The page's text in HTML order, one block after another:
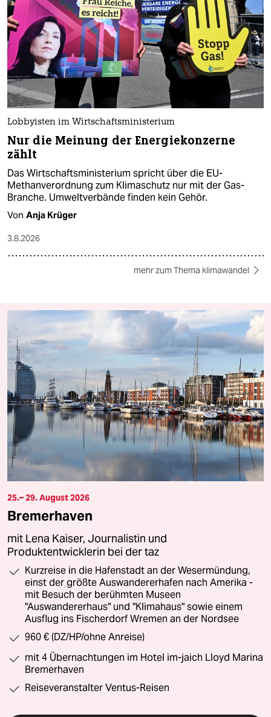
Lobbyisten im Wirtschaftsministerium
Nur die Meinung der Energiekonzerne
zählt
Das Wirtschaftsministerium spricht über die EU-
Methanverordnung zum Klimaschutz nur mit der Gas-
Branche. Umweltverbände finden kein Gehör.
Von Anja Krüger
3.8.2026
mehr zum Thema klimawandel
25.– 29. August 2026
Bremerhaven
mit Lena Kaiser, Journalistin und
Produktentwicklerin bei der taz
Kurzreise in die Hafenstadt an der Wesermündung,
einst der größte Auswandererhafen nach Amerika -
mit Besuch der berühmten Museen
"Auswandererhaus" und "Klimahaus" sowie einem
Ausflug ins Fischerdorf Wremen an der Nordsee
960 € (DZ/HP/ohne Anreise)
mit 4 Übernachtungen im Hotel im-jaich Lloyd Marina
Bremerhaven
Reiseveranstalter Ventus-Reisen